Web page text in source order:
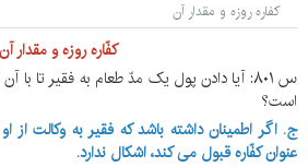
كفاره روزه و مقدار آن
کفّاره روزه و مقدار آن
س ۸۰۱: آیا دادن پول یک مدّ طعام به فقیر تا
است؟
ج. اگر اطمینان داشته باشد که فقیر به وکالت
عنوان کفّاره قبول می کند، اشکال ندارد.